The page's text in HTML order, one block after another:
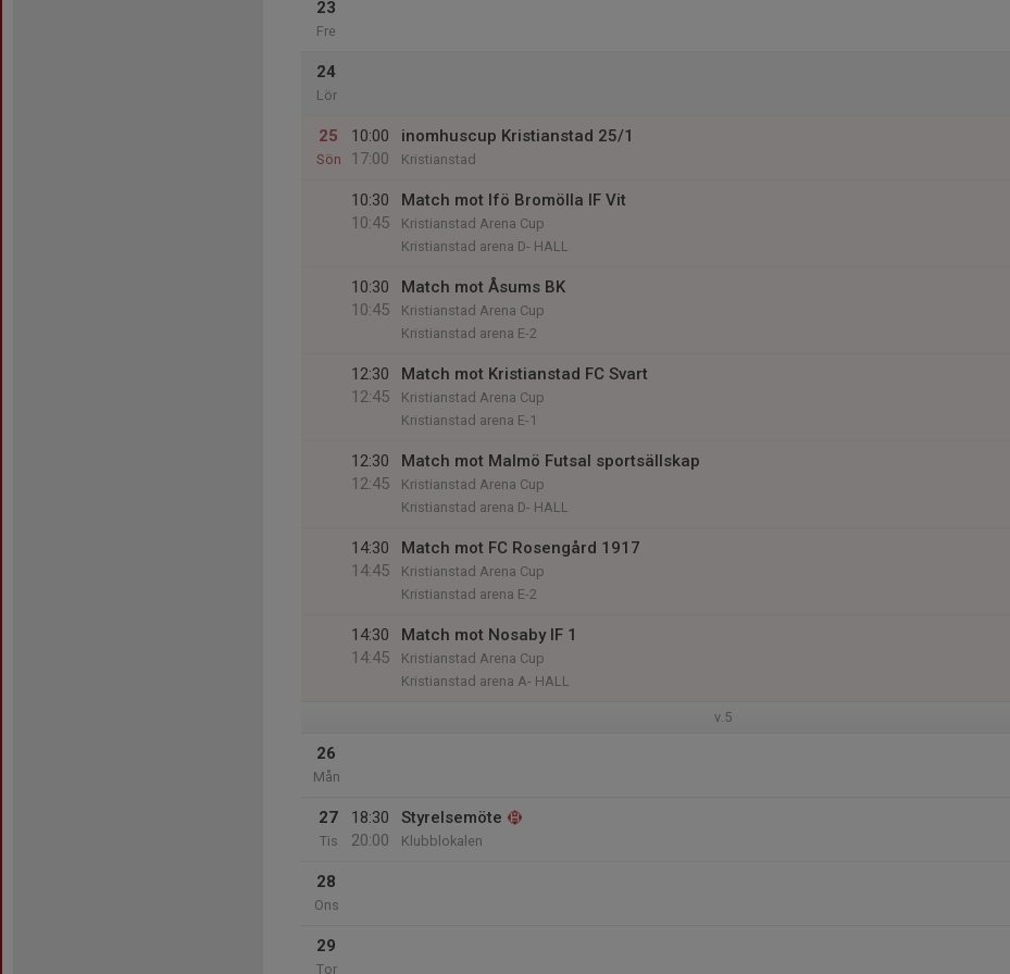
23
Fre
24
Lör
25
Sön
10:00
17:00
inomhuscup Kristianstad 25/1
Kristianstad
10:30
10:45
Match mot Ifö Bromölla IF Vit
Kristianstad Arena Cup
Kristianstad arena D- HALL
10:30
10:45
Match mot Åsums BK
Kristianstad Arena Cup
Kristianstad arena E-2
12:30
12:45
Match mot Kristianstad FC Svart
Kristianstad Arena Cup
Kristianstad arena E-1
12:30
12:45
Match mot Malmö Futsal sportsällskap
Kristianstad Arena Cup
Kristianstad arena D- HALL
14:30
14:45
Match mot FC Rosengård 1917
Kristianstad Arena Cup
Kristianstad arena E-2
14:30
14:45
Match mot Nosaby IF 1
Kristianstad Arena Cup
Kristianstad arena A- HALL
v.5
26
Mån
27
Tis
18:30
20:00
Styrelsemöte
Klubblokalen
28
Ons
29
Tor